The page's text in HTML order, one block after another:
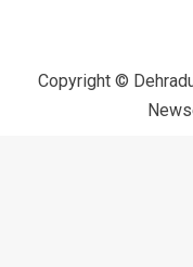
Copyright ©